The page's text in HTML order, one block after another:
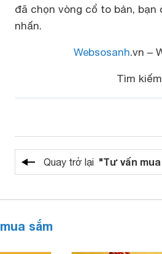
đã chọn vòng cổ to bản,
nhấn.
Websosanh.vn –
Tìm
Quay trở lại "Tư vấn
sắm